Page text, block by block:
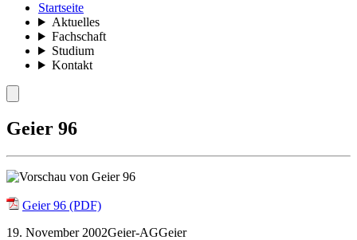
Startseite
Aktuelles
Fachschaft
Studium
Kontakt
Geier 96
Geier 96 (PDF)
19. November 2002Geier-AGGeier